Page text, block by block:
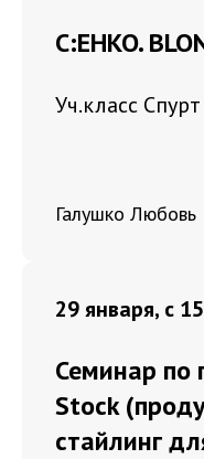
C:EHKO.
Уч.класс
Галушко Любовь
29 января, с
Семинар по
Stock
стайлинг